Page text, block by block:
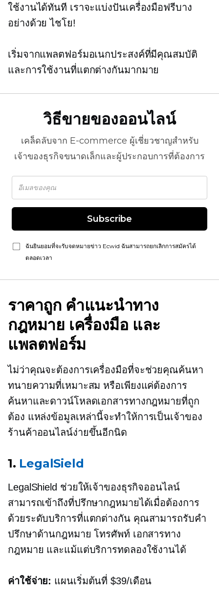
ใช้งานได้ทันที เราจะแบ่งปันเครื่องมือฟรีบาง
อย่างด้วย ไชโย!
เริ่มจากแพลตฟอร์มอเนกประสงค์ที่มีคุณสมบัติ
และการใช้งานที่แตกต่างกันมากมาย
วิธีขายของออนไลน์
เคล็ดลับจาก E-commerce ผู้เชี่ยวชาญสำหรับ
เจ้าของธุรกิจขนาดเล็กและผู้ประกอบการที่ต้องการ
Subscribe
ฉันยินยอมที่จะรับจดหมายข่าว Ecwid ฉันสามารถยกเลิกการสมัครได้
ตลอดเวลา
ราคาถูกคำแนะนำทาง
กฎหมาย เครื่องมือ และ
แพลตฟอร์ม
ไม่ว่าคุณจะต้องการเครื่องมือที่จะช่วยคุณค้นหา
ทนายความที่เหมาะสม หรือเพียงแค่ต้องการ
ค้นหาและดาวน์โหลดเอกสารทางกฎหมายที่ถูก
ต้อง แหล่งข้อมูลเหล่านี้จะทำให้การเป็นเจ้าของ
ร้านค้าออนไลน์ง่ายขึ้นอีกนิด
1. LegalSield
LegalShield ช่วยให้เจ้าของธุรกิจออนไลน์
สามารถเข้าถึงที่ปรึกษากฎหมายได้เมื่อต้องการ
ด้วยระดับบริการที่แตกต่างกัน คุณสามารถรับคำ
ปรึกษาด้านกฎหมาย โทรศัพท์ เอกสารทาง
กฎหมาย และแม้แต่บริการทดลองใช้งานได้
ค่าใช้จ่าย: แผนเริ่มต้นที่ $39/เดือน